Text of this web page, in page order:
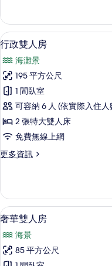
相
片
雙
人
房
的
詳
情
顯
示
行
政
雙
人
房
的
所
相
片
14
行政雙人房
海灘景
195 平方公尺
1 間臥室
可容納 6 人 (依實際入住人
2 張特大雙人床
免費無線上網
更多資訊
更
雙
人
房
詳
情
顯
示
奢
華
1
奢華雙人房
海景
85 平方公尺